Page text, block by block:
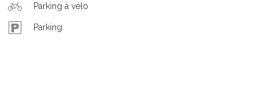
Parking à vélo
Parking